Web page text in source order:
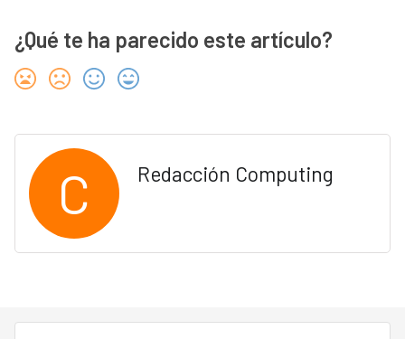
¿Qué te ha parecido este artículo?
C Redacción Computing